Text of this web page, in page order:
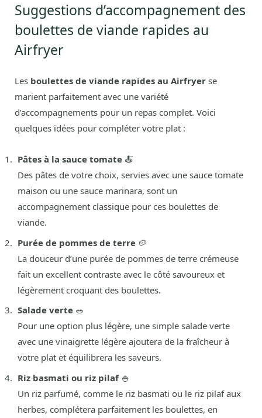
Suggestions d’accompagnement des
boulettes de viande rapides au
Airfryer
Les boulettes de viande rapides au Airfryer se
marient parfaitement avec une variété
d’accompagnements pour un repas complet. Voici
quelques idées pour compléter votre plat :
Pâtes à la sauce tomate 🍝
Des pâtes de votre choix, servies avec une sauce tomate
maison ou une sauce marinara, sont un
accompagnement classique pour ces boulettes de
viande.
Purée de pommes de terre 🥔
La douceur d’une purée de pommes de terre crémeuse
fait un excellent contraste avec le côté savoureux et
légèrement croquant des boulettes.
Salade verte 🥗
Pour une option plus légère, une simple salade verte
avec une vinaigrette légère ajoutera de la fraîcheur à
votre plat et équilibrera les saveurs.
Riz basmati ou riz pilaf🍚
Un riz parfumé, comme le riz basmati ou le riz pilaf aux
herbes, complétera parfaitement les boulettes, en